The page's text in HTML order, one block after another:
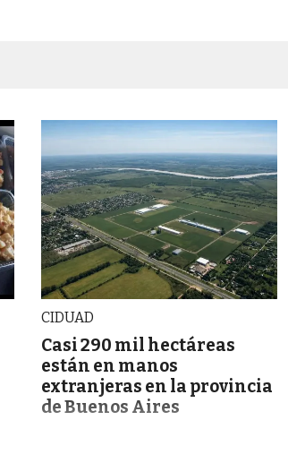
CIDUAD
Casi 290 mil hectáreas
están en manos
extranjeras en la provincia
de Buenos Aires